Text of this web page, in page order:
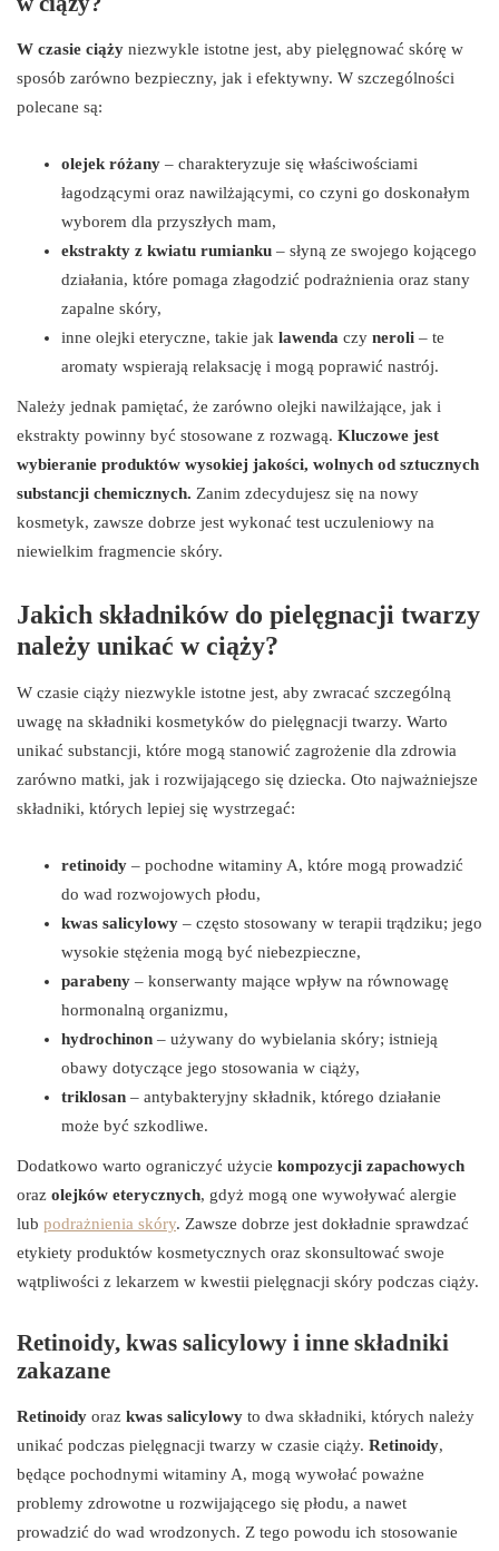
W czasie ciąży niezwykle istotne jest, aby pielęgnować skórę w
sposób zarówno bezpieczny, jak i efektywny. W szczególności
polecane są:
olejek różany – charakteryzuje się właściwościami
łagodzącymi oraz nawilżającymi, co czyni go doskonałym
wyborem dla przyszłych mam,
ekstrakty z kwiatu rumianku – słyną ze swojego kojącego
działania, które pomaga złagodzić podrażnienia oraz stany
zapalne skóry,
inne olejki eteryczne, takie jak lawenda czy neroli – te
aromaty wspierają relaksację i mogą poprawić nastrój.
Należy jednak pamiętać, że zarówno olejki nawilżające, jak i
ekstrakty powinny być stosowane z rozwagą. Kluczowe jest
wybieranie produktów wysokiej jakości, wolnych od sztucznych
substancji chemicznych. Zanim zdecydujesz się na nowy
kosmetyk, zawsze dobrze jest wykonać test uczuleniowy na
niewielkim fragmencie skóry.
Jakich składników do pielęgnacji twarzy
należy unikać w ciąży?
W czasie ciąży niezwykle istotne jest, aby zwracać szczególną
uwagę na składniki kosmetyków do pielęgnacji twarzy. Warto
unikać substancji, które mogą stanowić zagrożenie dla zdrowia
zarówno matki, jak i rozwijającego się dziecka. Oto najważniejsze
składniki, których lepiej się wystrzegać:
retinoidy – pochodne witaminy A, które mogą prowadzić
do wad rozwojowych płodu,
kwas salicylowy – często stosowany w terapii trądziku; jego
wysokie stężenia mogą być niebezpieczne,
parabeny – konserwanty mające wpływ na równowagę
hormonalną organizmu,
hydrochinon – używany do wybielania skóry; istnieją
obawy dotyczące jego stosowania w ciąży,
triklosan – antybakteryjny składnik, którego działanie
może być szkodliwe.
Dodatkowo warto ograniczyć użycie kompozycji zapachowych
oraz olejków eterycznych, gdyż mogą one wywoływać alergie
lub podrażnienia skóry. Zawsze dobrze jest dokładnie sprawdzać
etykiety produktów kosmetycznych oraz skonsultować swoje
wątpliwości z lekarzem w kwestii pielęgnacji skóry podczas ciąży.
Retinoidy, kwas salicylowy i inne składniki
zakazane
Retinoidy oraz kwas salicylowy to dwa składniki, których należy
unikać podczas pielęgnacji twarzy w czasie ciąży. Retinoidy,
będące pochodnymi witaminy A, mogą wywołać poważne
problemy zdrowotne u rozwijającego się płodu, a nawet
prowadzić do wad wrodzonych. Z tego powodu ich stosowanie